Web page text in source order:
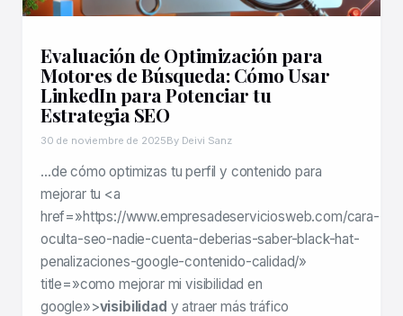
Evaluación de Optimización para
Motores de Búsqueda: Cómo Usar
LinkedIn para Potenciar tu
Estrategia SEO
30 de noviembre de 2025By Deivi Sanz
…de cómo optimizas tu perfil y contenido para
mejorar tu <a
href=»https://www.empresadeserviciosweb.com/cara-
oculta-seo-nadie-cuenta-deberias-saber-black-hat-
penalizaciones-google-contenido-calidad/»
title=»como mejorar mi visibilidad en
google»>visibilidad y atraer más tráfico